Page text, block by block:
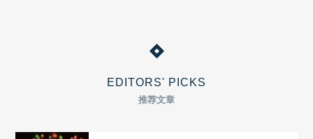
EDITORS' PICKS
推荐文章